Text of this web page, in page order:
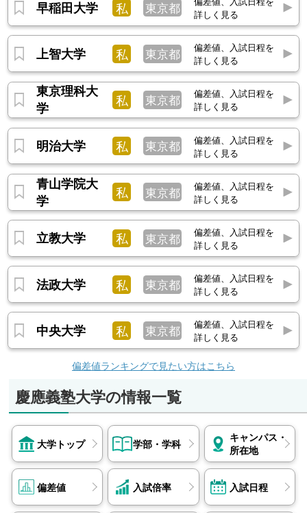
早稲田大学 私 東京都
詳しく見る
上智大学 私 東京都
偏差値、入試日程を
詳しく見る
東京理科大
学
私 東京都
偏差値、入試日程を
詳しく見る
明治大学 私 東京都
偏差値、入試日程を
詳しく見る
青山学院大
学
私 東京都
偏差値、入試日程を
詳しく見る
立教大学 私 東京都
偏差値、入試日程を
詳しく見る
法政大学 私 東京都
偏差値、入試日程を
詳しく見る
中央大学 私 東京都
偏差値、入試日程を
詳しく見る
偏差値ランキングで見たい方はこちら
慶應義塾大学の情報一覧
大学トップ 学部・学科
キャンパス・
所在地
偏差値 入試倍率 入試日程